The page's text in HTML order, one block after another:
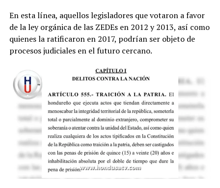
En esta línea, aquellos legisladores que votaron a favor
de la ley orgánica de las ZEDEs en 2012 y 2013, así como
quienes la ratificaron en 2017, podrían ser objeto de
procesos judiciales en el futuro cercano.